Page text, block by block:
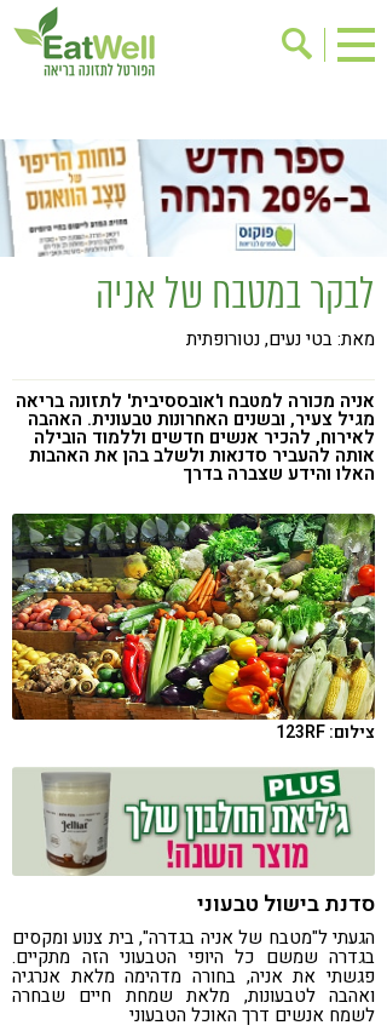
בישול בריא
אינדקס עסקים
ריפוי ומניעת מחלות
בריאות האישה
מתכוני בריאות
אירועים
שינוי תזונתי
גישות בתזונה
ניקוי רעלים
מזונות על
ילדים
תזונה וספורט
הפרעות קשב & ריכוז
רגישות לגלוטן
טעים להכיר
קורונה
טבעונות
לבקר במטבח של אניה
מאת: בטי נעים, נטורופתית
אניה מכורה למטבח ו'אובססיבית' לתזונה בריאה
מגיל צעיר, ובשנים האחרונות טבעונית. האהבה
לאירוח, להכיר אנשים חדשים וללמוד הובילה
אותה להעביר סדנאות ולשלב בהן את האהבות
האלו והידע שצברה בדרך
צילום: 123RF
סדנת בישול טבעוני
הגעתי ל"מטבח של אניה בגדרה", בית צנוע ומקסים
בגדרה שמשם כל היופי הטבעוני הזה מתקיים.
פגשתי את אניה, בחורה מדהימה מלאת אנרגיה
ואהבה לטבעונות, מלאת שמחת חיים שבחרה
לשמח אנשים דרך האוכל הטבעוני